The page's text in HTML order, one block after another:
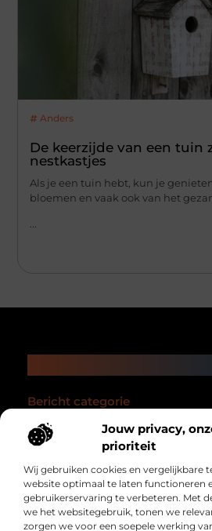
Jouw privacy,
prioriteit
Wij gebruiken cookies en vergelijkbare
website optimaal te laten functioneren
gebruikerservaring te verbeteren. Met
we het websitegebruik, tonen we
zorgen we voor een soepele werking
Anders
De keerzijde van een tuin
nestkastjes
Als je een tuin hebt, kun je
bloemen en vaak ook van het
Bericht categorie
Voor wie nét even meer uit